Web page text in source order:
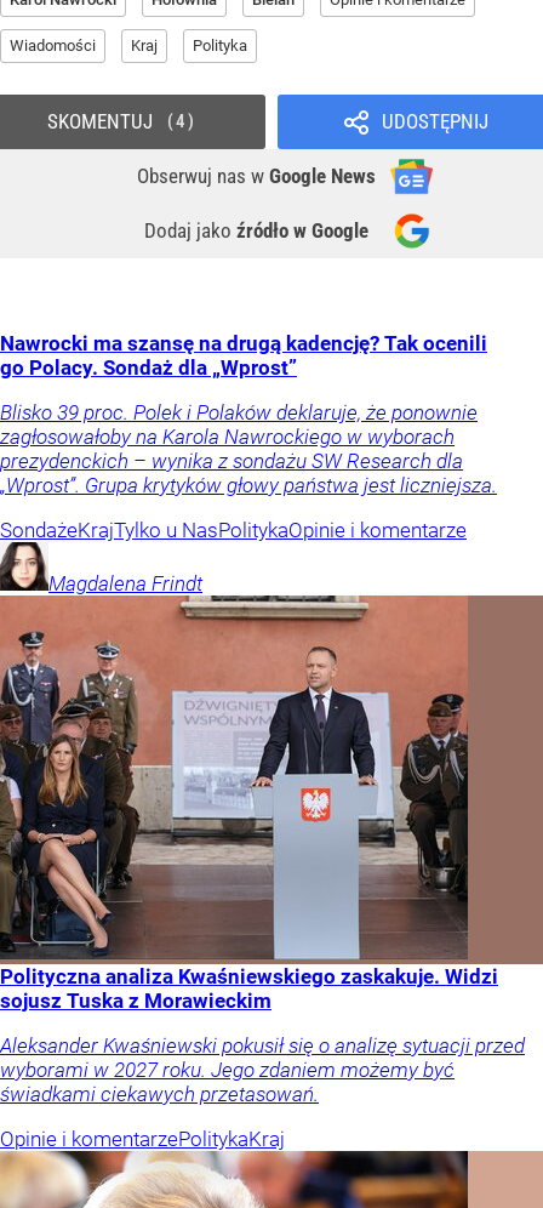
Wiadomości Kraj Polityka
UDOSTĘPNIJ
Obserwuj nas w Google News
Dodaj jako źródło w Google
SKOMENTUJ 4
Nawrocki ma szansę na drugą kadencję? Tak ocenili
go Polacy. Sondaż dla „Wprost”
Blisko 39 proc. Polek i Polaków deklaruje, że ponownie
zagłosowałoby na Karola Nawrockiego w wyborach
prezydenckich – wynika z sondażu SW Research dla
„Wprost”. Grupa krytyków głowy państwa jest liczniejsza.
SondażeKrajTylko u NasPolitykaOpinie i komentarze
Magdalena Frindt
Polityczna analiza Kwaśniewskiego zaskakuje. Widzi
sojusz Tuska z Morawieckim
Aleksander Kwaśniewski pokusił się o analizę sytuacji przed
wyborami w 2027 roku. Jego zdaniem możemy być
świadkami ciekawych przetasowań.
Opinie i komentarzePolitykaKraj